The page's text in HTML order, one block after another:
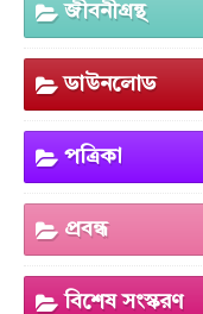
জীবনীগ্রন্থ
ডাউনলোড
পত্রিকা
প্রবন্ধ
বিশেষ সংস্করণ